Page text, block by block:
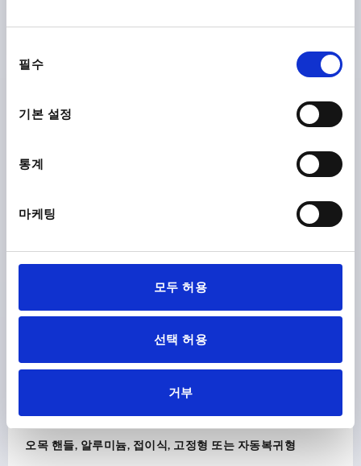
필수
기본 설정
통계
마케팅
모두 허용
선택 허용
거부
다른 고객들도 다음 제품을 구매하였습니
다.
, 알루미늄, 접이식, 고정형 또는 자동복귀형